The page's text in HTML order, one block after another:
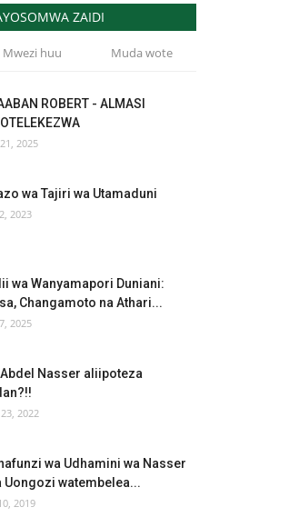
ZAIDI
Mwezi huu Muda wote
ROBERT - ALMASI
2025
wa Tajiri wa Utamaduni
2023
wa Wanyamapori Duniani:
Changamoto na Athari...
2025
Nasser aliipoteza
2022
wa Udhamini wa Nasser
Uongozi watembelea...
2019